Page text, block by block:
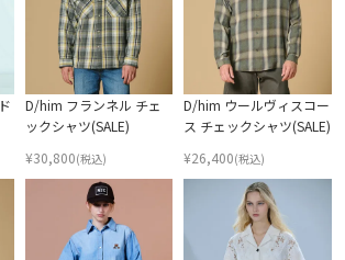
D/him フランネル チェ
ックシャツ(SALE)
¥30,800(税込)
D/him ウールヴィスコー
ス チェックシャツ(SALE)
¥26,400(税込)